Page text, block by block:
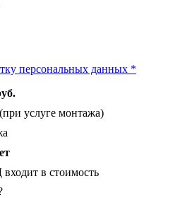
персональных данных *
(при услуге монтажа)
в стоимость